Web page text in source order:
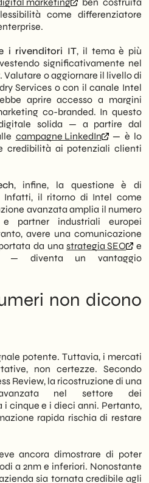
come differenziatore
i rivenditori IT, il tema è più
significativamente nel
Valutare o aggiornare il livello di
Services o con il canale Intel
aprire accesso a margini
co-branded. In questo
solida — a partire dal
campagne LinkedIn
— è lo
credibilità ai potenziali clienti
, infine, la questione è di
Infatti, il ritorno di Intel come
avanzata amplia il numero
partner industriali europei
avere una comunicazione
da unastrategia SEO
e
diventa un vantaggio
non dicono
potente. Tuttavia, i mercati
non certezze. Secondo
Review, la ricostruzione di una
nel settore dei
cinque e i dieci anni. Pertanto,
rapida rischia di restare
ancora dimostrare di poter
a 2nm e inferiori. Nonostante
sia tornata credibile agli